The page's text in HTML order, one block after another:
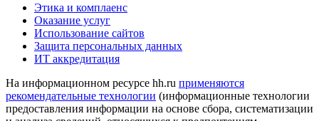
Этика и комплаенс
Оказание услуг
Использование сайтов
Защита персональных данных
ИТ аккредитация
На информационном ресурсе hh.ru применяются
рекомендательные технологии (информационные технологии
предоставления информации на основе сбора, систематизации